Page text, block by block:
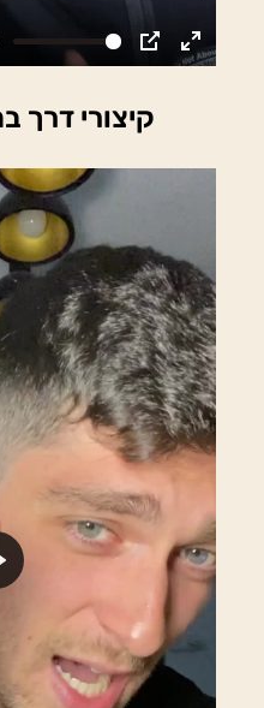
קיצורי דרך